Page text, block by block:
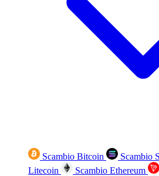
Scambio Bitcoin Scambio
Litecoin
Scambio Ethereum